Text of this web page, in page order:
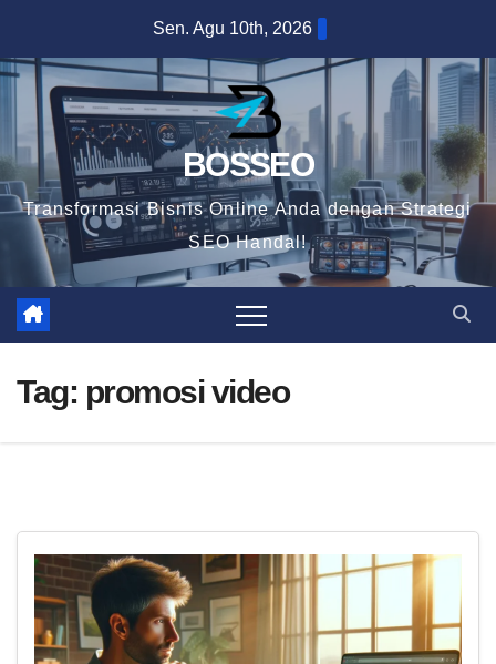
content
Sen. Agu 10th, 2026
BOSSEO
Transformasi Bisnis Online Anda dengan Strategi
SEO Handal!
Tag: promosi video